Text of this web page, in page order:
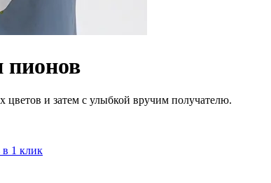
пионов
цветов и затем с улыбкой вручим получателю.
1 клик